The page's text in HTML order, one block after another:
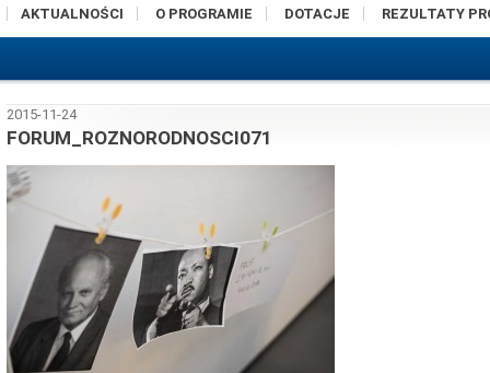
AKTUALNOŚCI O PROGRAMIE DOTACJE REZULTATY
2015-11-24
FORUM_ROZNORODNOSCI071